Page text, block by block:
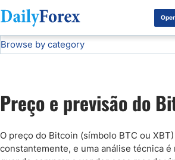
Divulgação do Publicitário
Browse by category
Previsão EUR/USD
Análise dos Mercados Bursátiles
Preço e previsão do
O preço do Bitcoin (símbolo BTC ou
constantemente, e uma análise técnica